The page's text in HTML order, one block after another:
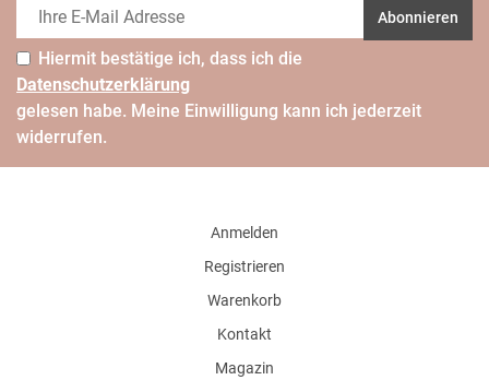
Abonnieren
Hiermit bestätige ich, dass ich die
Daten­schutz­erklärung
gelesen habe. Meine Einwilligung kann ich jederzeit
widerrufen.
Anmelden
Registrieren
Warenkorb
Kontakt
Magazin